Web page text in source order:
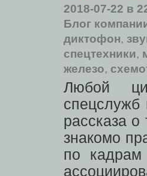
2018-07-22 в
Блог
диктофон,
спецтехники,
железо,
Любой
рассказа
знакомо
по кадрам